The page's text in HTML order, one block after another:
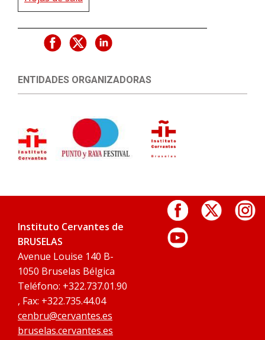
ENTIDADES ORGANIZADORAS
Instituto Cervantes de
BRUSELAS
Avenue Louise 140 B-
1050 Bruselas Bélgica
Teléfono: +322.737.01.90
, Fax: +322.735.44.04
cenbru@cervantes.es
bruselas.cervantes.es